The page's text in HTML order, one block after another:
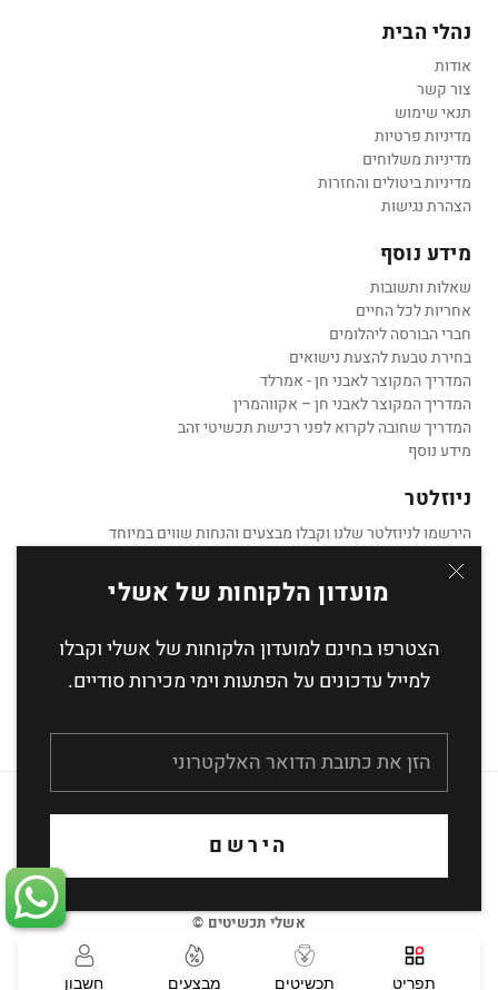
מועדון הלקוחות של אשלי
הצטרפו בחינם למועדון הלקוחות של אשלי וקבלו
למייל עדכונים על הפתעות וימי מכירות סודיים.
הירשם
נהלי הבית
אודות
צור קשר
תנאי שימוש
מדיניות פרטיות
מדיניות משלוחים
מדיניות ביטולים והחזרות
הצהרת נגישות
מידע נוסף
שאלות ותשובות
אחריות לכל החיים
חברי הבורסה ליהלומים
בחירת טבעת להצעת נישואים
המדריך המקוצר לאבני חן - אמרלד
המדריך המקוצר לאבני חן – אקווהמרין
המדריך שחובה לקרוא לפני רכישת תכשיטי זהב
מידע נוסף
ניוזלטר
הירשמו לניוזלטר שלנו וקבלו מבצעים והנחות שווים במיוחד
הצטרף
העסקה מאובטחת באמצעות הצפנת SSL
אשלי תכשיטים ©
תפריט תכשיטים מבצעים חשבון